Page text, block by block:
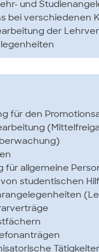
und
bei verschiedenen
der
für den
für allgemeine
studentischen